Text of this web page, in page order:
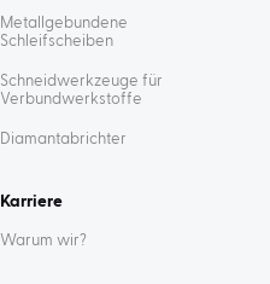
Metallgebundene
Schleifscheiben
Schneidwerkzeuge für
Verbundwerkstoffe
Diamantabrichter
Karriere
Warum wir?